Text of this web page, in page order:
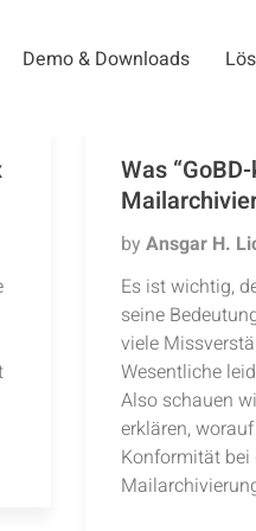
Demo & Downloads
Was
by Ansgar H.
Es ist wichtig,
seine
viele
Wesentliche
Also schauen
erklären,
Konformität bei